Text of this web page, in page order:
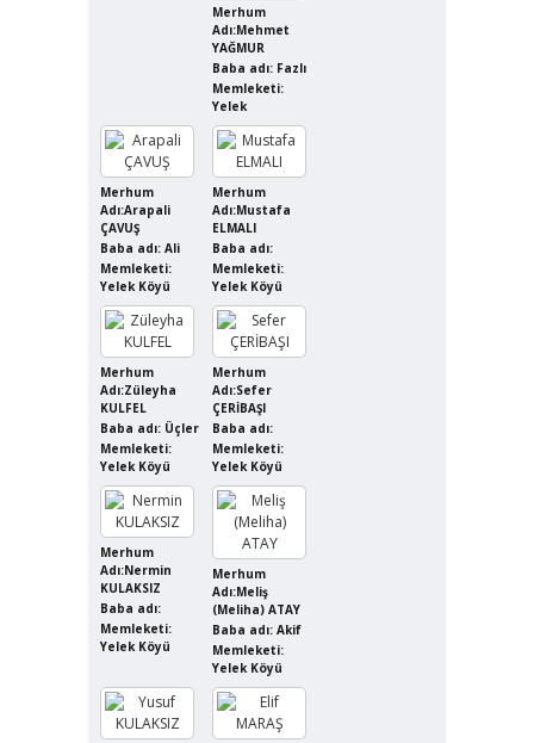
Merhum
Adı:Mehmet
YAĞMUR
Baba adı: Fazlı
Memleketi:
Yelek
Merhum
Adı:Arapali
ÇAVUŞ
Baba adı: Ali
Memleketi:
Yelek Köyü
Merhum
Adı:Mustafa
ELMALI
Baba adı:
Memleketi:
Yelek Köyü
Merhum
Adı:Züleyha
KULFEL
Baba adı: Üçler
Memleketi:
Yelek Köyü
Merhum
Adı:Sefer
ÇERİBAŞI
Baba adı:
Memleketi:
Yelek Köyü
Merhum
Adı:Nermin
KULAKSIZ
Baba adı:
Memleketi:
Yelek Köyü
Merhum
Adı:Meliş
(Meliha) ATAY
Baba adı: Akif
Memleketi:
Yelek Köyü